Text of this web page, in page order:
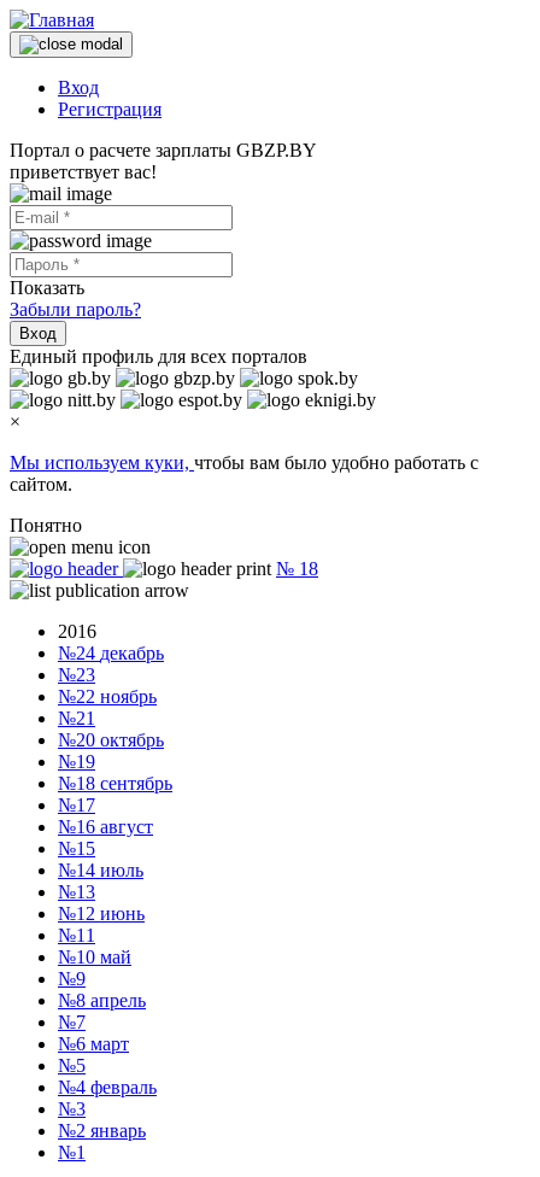
Вход
Регистрация
Портал о расчете зарплаты GBZP.BY
приветствует вас!
Показать
Забыли пароль?
Вход
Единый профиль для всех порталов
×
Мы используем куки, чтобы вам было удобно работать с
сайтом.
Понятно
№ 18
2016
№24 декабрь
№23
№22 ноябрь
№21
№20 октябрь
№19
№18 сентябрь
№17
№16 август
№15
№14 июль
№13
№12 июнь
№11
№10 май
№9
№8 апрель
№7
№6 март
№5
№4 февраль
№3
№2 январь
№1